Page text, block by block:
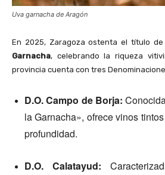
Uva garnacha de Aragón
En 2025, Zaragoza ostenta el título de
Garnacha, celebrando la riqueza
provincia cuenta con tres
D.O. Campo de Borja:
la Garnacha», ofrece vinos
profundidad.
D.O. Calatayud: